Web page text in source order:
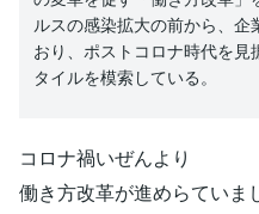
ルスの感染拡大の前から、
おり、ポストコロナ時代を
タイルを模索している。
コロナ禍いぜんより
働き方改革が進めらていま